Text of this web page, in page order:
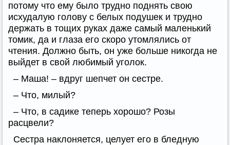
потому что ему было трудно поднять свою
исхудалую голову с белых подушек и трудно
держать в тощих руках даже самый маленький
томик, да и глаза его скоро утомлялись от
чтения. Должно быть, он уже больше никогда не
выйдет в свой любимый уголок.
– Маша! – вдруг шепчет он сестре.
– Что, милый?
– Что, в садике теперь хорошо? Розы
расцвели?
Сестра наклоняется, целует его в бледную